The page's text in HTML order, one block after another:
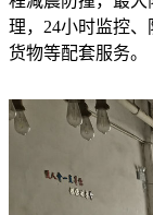
理，24小时监控
货物等配套服务。